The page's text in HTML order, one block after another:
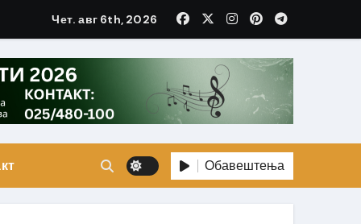
Чет. авг 6th, 2026
Обавештења